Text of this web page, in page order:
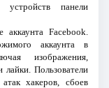
устройств панели
аккаунта Facebook.
аккаунта в
изображения,
лайки. Пользователи
хакеров, сбоев